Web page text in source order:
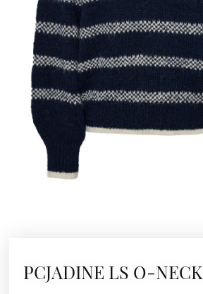
PCJADINE LS O-NECK